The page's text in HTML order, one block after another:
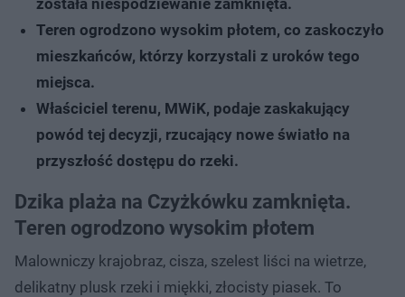
Teren ogrodzono wysokim płotem, co zaskoczyło
mieszkańców, którzy korzystali z uroków tego
miejsca.
Właściciel terenu, MWiK, podaje zaskakujący
powód tej decyzji, rzucający nowe światło na
przyszłość dostępu do rzeki.
Dzika plaża na Czyżkówku zamknięta.
Teren ogrodzono wysokim płotem
Malowniczy krajobraz, cisza, szelest liści na wietrze,
delikatny plusk rzeki i miękki, złocisty piasek. To